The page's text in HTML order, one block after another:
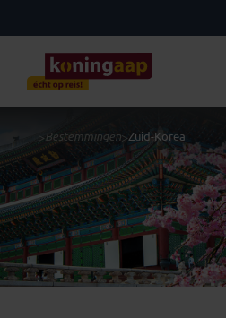
> Bestemmingen>Zuid-Korea